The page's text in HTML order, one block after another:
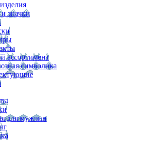
значки
ассортимент
символика
для мужчин